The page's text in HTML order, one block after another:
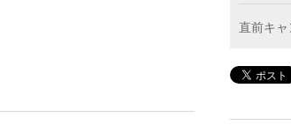
直前キ